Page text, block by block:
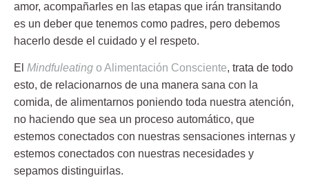
amor, acompañarles en las etapas que irán transitando
es un deber que tenemos como padres, pero debemos
hacerlo desde el cuidado y el respeto.
El Mindfuleating o Alimentación Consciente, trata de todo
esto, de relacionarnos de una manera sana con la
comida, de alimentarnos poniendo toda nuestra atención,
no haciendo que sea un proceso automático, que
estemos conectados con nuestras sensaciones internas y
estemos conectados con nuestras necesidades y
sepamos distinguirlas.